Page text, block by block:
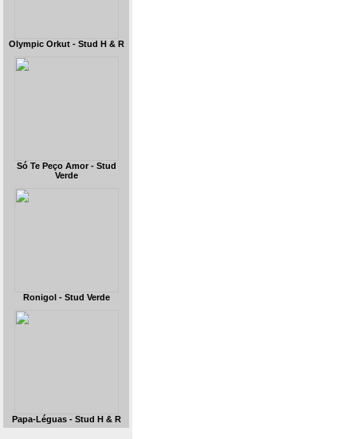
Olympic Orkut - Stud H & R
Só Te Peço Amor - Stud
Verde
Ronigol - Stud Verde
Papa-Léguas - Stud H & R